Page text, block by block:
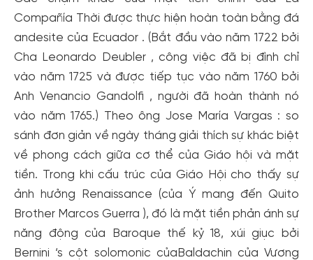
Compañía Thời được thực hiện hoàn toàn bằng đá
andesite của Ecuador . (Bắt đầu vào năm 1722 bởi
Cha Leonardo Deubler , công việc đã bị đình chỉ
vào năm 1725 và được tiếp tục vào năm 1760 bởi
Anh Venancio Gandolfi , người đã hoàn thành nó
vào năm 1765.) Theo ông Jose María Vargas : so
sánh đơn giản về ngày tháng giải thích sự khác biệt
về phong cách giữa cơ thể của Giáo hội và mặt
tiền. Trong khi cấu trúc của Giáo Hội cho thấy sự
ảnh hưởng Renaissance (của Ý mang đến Quito
Brother Marcos Guerra ), đó là mặt tiền phản ánh sự
năng động của Baroque thế kỷ 18, xúi giục bởi
Bernini ‘s cột solomonic củaBaldachin của Vương